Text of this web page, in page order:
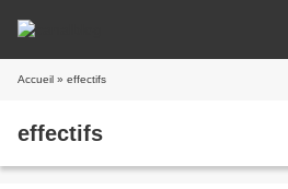
Accueil » effectifs
effectifs